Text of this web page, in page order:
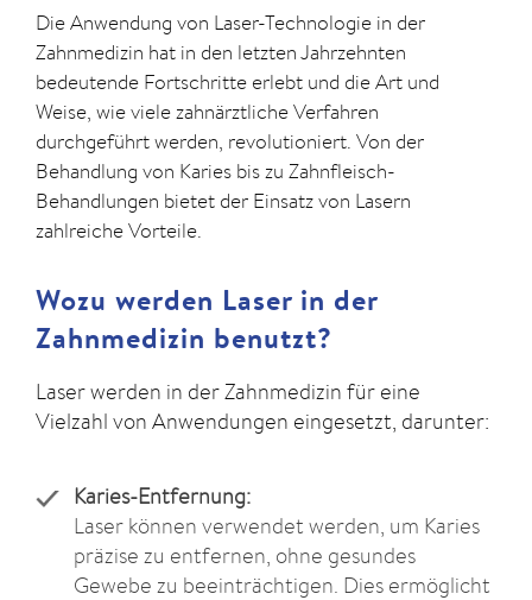
Die Anwendung von Laser-Technologie in der
Zahnmedizin hat in den letzten Jahrzehnten
bedeutende Fortschritte erlebt und die Art und
Weise, wie viele zahnärztliche Verfahren
durchgeführt werden, revolutioniert. Von der
Behandlung von Karies bis zu Zahnfleisch-
Behandlungen bietet der Einsatz von Lasern
zahlreiche Vorteile.
Wozu werden Laser in der
Zahnmedizin benutzt?
Laser werden in der Zahnmedizin für eine
Vielzahl von Anwendungen eingesetzt, darunter:
Karies-Entfernung:
Laser können verwendet werden, um Karies
präzise zu entfernen, ohne gesundes
Gewebe zu beeinträchtigen. Dies ermöglicht